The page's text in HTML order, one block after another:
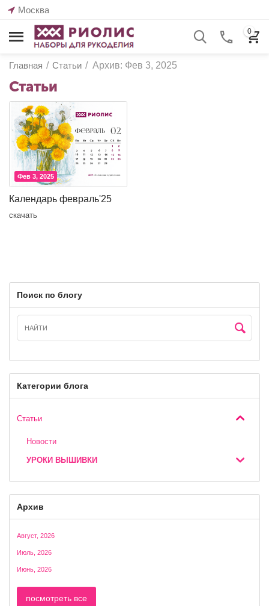
Москва
0
Главная / Статьи / Архив: Фев 3, 2025
Статьи
Фев 3, 2025
Календарь февраль'25
скачать
Поиск по блогу
Категории блога
Статьи
Новости
УРОКИ ВЫШИВКИ
Архив
Август, 2026
Июль, 2026
Июнь, 2026
посмотреть все